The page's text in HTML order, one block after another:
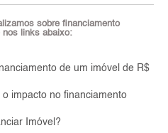
sobre financiamento
nos links abaixo:
de um imóvel de R$
impacto no financiamento
Imóvel?